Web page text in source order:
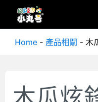
Home - 產品相關 - 木